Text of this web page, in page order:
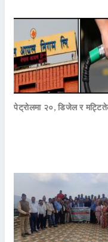
पेट्रोलमा २०, डिजेल र